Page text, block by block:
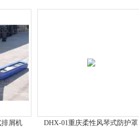
排屑机 DHX-01重庆柔性风琴式防护罩